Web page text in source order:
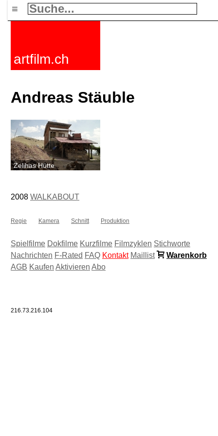
≡
artfilm.ch
Andreas Stäuble
Zelihas Hütte
2008 WALKABOUT
Regie Kamera Schnitt Produktion
Spielfilme Dokfilme Kurzfilme Filmzyklen Stichworte
Nachrichten F-Rated FAQ Kontakt Maillist
Warenkorb
AGB Kaufen Aktivieren Abo
216.73.216.104